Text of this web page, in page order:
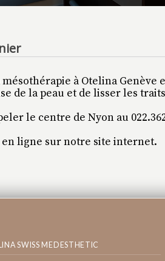
à Otelina Genève
de la peau et de lisser les
le centre de Nyon au
ligne sur notre site internet.
SWISS MEDESTHETIC